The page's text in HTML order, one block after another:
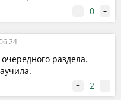
антисоветской
—
внутри Польши
Украине — в седьмом
+ 0 –
раздела.
+ 2 –